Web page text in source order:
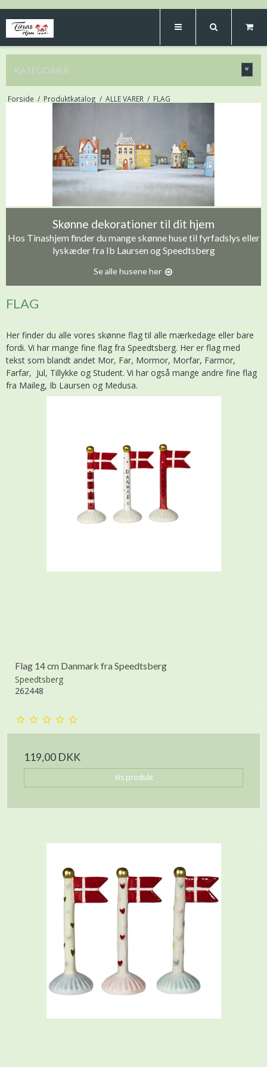
KATEGORIER
Forside / Produktkatalog / ALLE VARER / FLAG
Skønne dekorationer til dit hjem
Hos Tinashjem finder du mange skønne huse til fyrfadslys eller
lyskæder fra Ib Laursen og Speedtsberg
Se alle husene her
FLAG
Her finder du alle vores skønne flag til alle mærkedage eller bare
fordi. Vi har mange fine flag fra Speedtsberg. Her er flag med
tekst som blandt andet Mor, Far, Mormor, Morfar, Farmor,
Farfar, Jul, Tillykke og Student. Vi har også mange andre fine flag
fra Maileg, Ib Laursen og Medusa.
Flag 14 cm Danmark fra Speedtsberg
Speedtsberg
262448
119,00 DKK
Vis produkt